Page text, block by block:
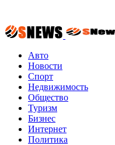
Авто
Новости
Спорт
Недвижимость
Общество
Туризм
Бизнес
Интернет
Политика